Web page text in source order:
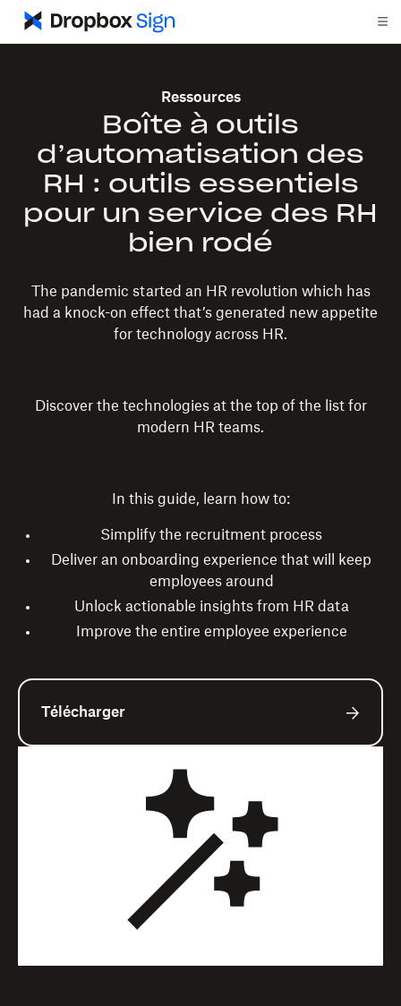
Ressources
Boîte à outils
d’automatisation des
RH : outils essentiels
pour un service des RH
bien rodé
The pandemic started an HR revolution which has
had a knock-on effect that’s generated new appetite
for technology across HR.
Discover the technologies at the top of the list for
modern HR teams.
In this guide, learn how to:
Simplify the recruitment process
Deliver an onboarding experience that will keep
employees around
Unlock actionable insights from HR data
Improve the entire employee experience
Télécharger